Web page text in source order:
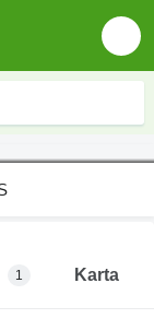
1 Karta